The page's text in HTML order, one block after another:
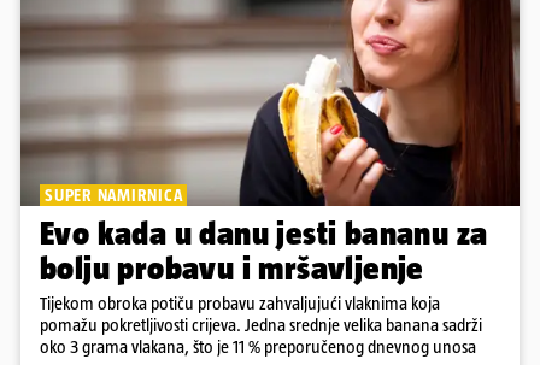
SUPER NAMIRNICA
Evo kada u danu jesti bananu za
bolju probavu i mršavljenje
Tijekom obroka potiču probavu zahvaljujući vlaknima koja
pomažu pokretljivosti crijeva. Jedna srednje velika banana sadrži
oko 3 grama vlakana, što je 11 % preporučenog dnevnog unosa